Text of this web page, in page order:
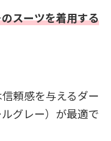
スーツを着用する
頼感を与えるダー
グレー）が最適で